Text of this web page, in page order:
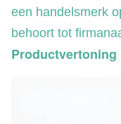
een handelsmerk
behoort tot
Productvertoning